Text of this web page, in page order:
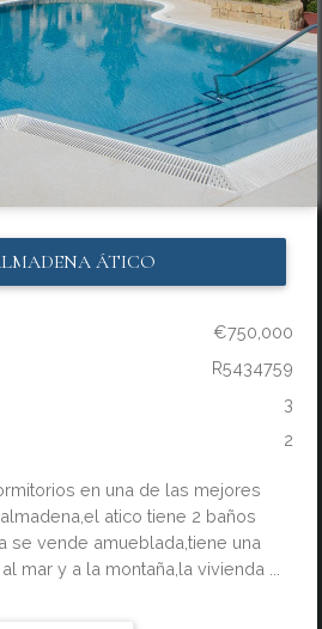
ÁTICO
€750,000
R5434759
3
2
en una de las mejores
atico tiene 2 baños
se vende amueblada,tiene una
mar y a la montaña,la vivienda ...